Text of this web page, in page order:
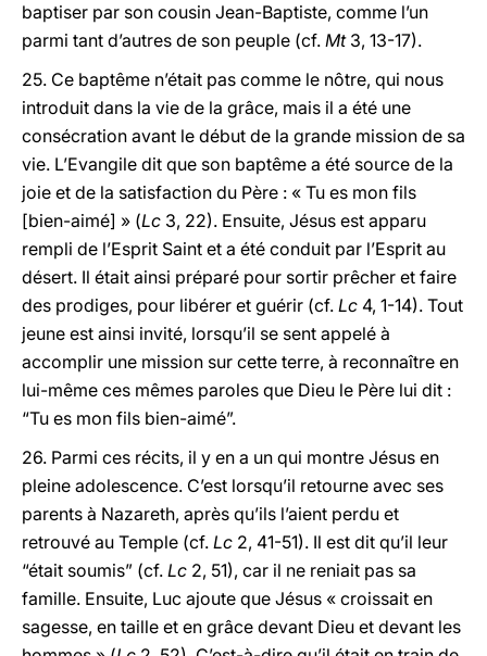
baptiser par son cousin Jean-Baptiste, comme l’un
parmi tant d’autres de son peuple (cf. Mt3, 13-17).
25. Ce baptême n’était pas comme le nôtre, qui nous
introduit dans la vie de la grâce, mais il a été une
consécration avant le début de la grande mission de sa
vie. L’Evangile dit que son baptême a été source de la
joie et de la satisfaction du Père : « Tu es mon fils
[bien-aimé] » (Lc 3, 22). Ensuite, Jésus est apparu
rempli de l’Esprit Saint et a été conduit par l’Esprit au
désert. Il était ainsi préparé pour sortir prêcher et faire
des prodiges, pour libérer et guérir (cf. Lc 4, 1-14). Tout
jeune est ainsi invité, lorsqu’il se sent appelé à
accomplir une mission sur cette terre, à reconnaître en
lui-même ces mêmes paroles que Dieu le Père lui dit :
“Tu es mon fils bien-aimé”.
26. Parmi ces récits, il y en a un qui montre Jésus en
pleine adolescence. C’est lorsqu’il retourne avec ses
parents à Nazareth, après qu’ils l’aient perdu et
retrouvé au Temple (cf. Lc 2, 41-51). Il est dit qu’il leur
“était soumis” (cf. Lc 2, 51), car il ne reniait pas sa
famille. Ensuite, Luc ajoute que Jésus « croissait en
sagesse, en taille et en grâce devant Dieu et devant les